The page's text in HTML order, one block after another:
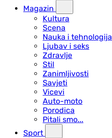
Magazin
Kultura
Scena
Nauka i tehnologija
Ljubav i seks
Zdravlje
Stil
Zanimljivosti
Savjeti
Vicevi
Auto-moto
Porodica
Pitali smo...
Sport